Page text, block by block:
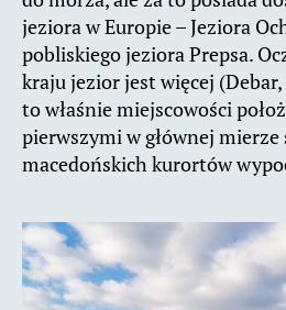
jeziora w Europie – Jeziora
pobliskiego jeziora Prepsa.
kraju jezior jest więcej
to właśnie miejscowości
pierwszymi w głównej mierze
macedońskich kurortów